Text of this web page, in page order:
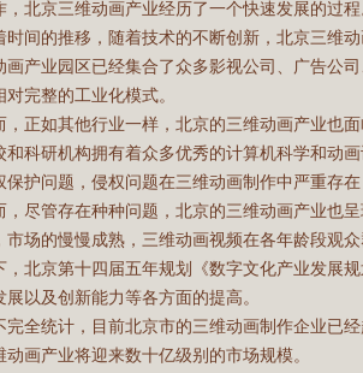
，北京三维动画产业经历了一个快速发展的过程
时间的推移，随着技术的不断创新，北京三维
画产业园区已经集合了众多影视公司、广告公
对完整的工业化模式。
，正如其他行业一样，北京的三维动画产业也
和科研机构拥有着众多优秀的计算机科学和动
保护问题，侵权问题在三维动画制作中严重存
，尽管存在种种问题，北京的三维动画产业也
市场的慢慢成熟，三维动画视频在各年龄段观
，北京第十四届五年规划《数字文化产业发展
展以及创新能力等各方面的提高。
完全统计，目前北京市的三维动画制作企业已
动画产业将迎来数十亿级别的市场规模。